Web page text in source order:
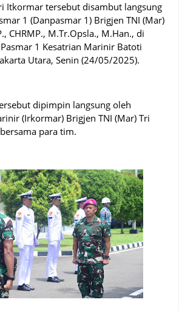
Itkormar tersebut disambut langsung
1 (Danpasmar 1) Brigjen TNI (Mar)
CHRMP., M.Tr.Opsla., M.Han., di
1 Kesatrian Marinir Batoti
Utara, Senin (24/05/2025).
dipimpin langsung oleh
(Irkormar) Brigjen TNI (Mar) Tri
para tim.